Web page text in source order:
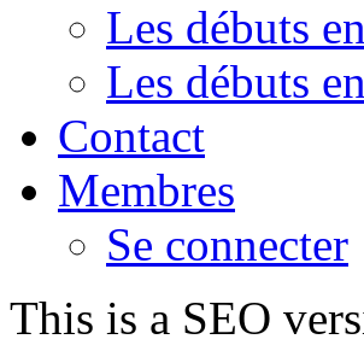
Les débuts
Les débuts
Contact
Membres
Se connecter
This is a SEO